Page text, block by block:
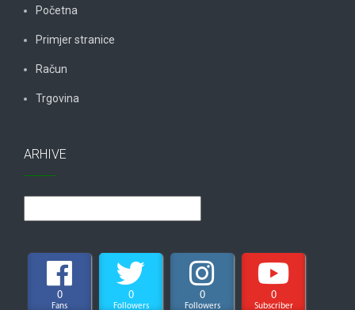
Početna
Primjer stranice
Račun
Trgovina
ARHIVE
0
Fans
0
Followers
0
Followers
0
Subscriber